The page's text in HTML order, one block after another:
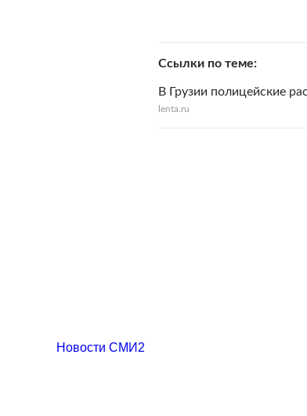
Ссылки по теме
В Грузии полицейские
lenta.ru
Новости СМИ2